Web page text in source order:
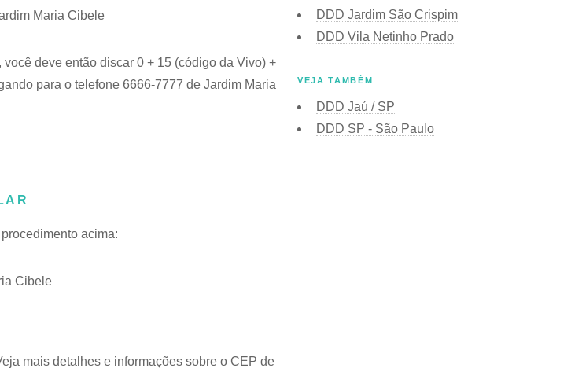
Maria Cibele
deve então discar 0 + 15 (código da Vivo) +
para o telefone 6666-7777 de Jardim Maria
acima:
Cibele
mais detalhes e informações sobre o CEP de
DDD Jardim São Crispim
DDD Vila Netinho Prado
VEJA TAMBÉM
DDD Jaú / SP
DDD SP - São Paulo